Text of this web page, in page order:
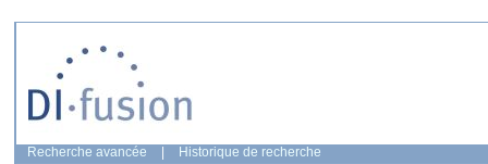
Recherche avancée Historique de recherche